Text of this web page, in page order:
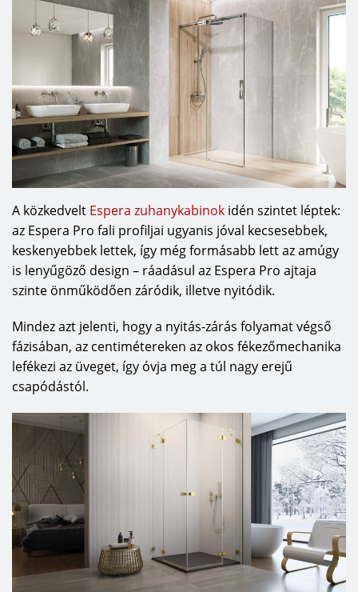
A közkedvelt Espera zuhanykabinok idén szintet léptek:
az Espera Pro fali profiljai ugyanis jóval kecsesebbek,
keskenyebbek lettek, így még formásabb lett az amúgy
is lenyűgöző design – ráadásul az Espera Pro ajtaja
szinte önműködően záródik, illetve nyitódik.
Mindez azt jelenti, hogy a nyitás-zárás folyamat végső
fázisában, az centimétereken az okos fékezőmechanika
lefékezi az üveget, így óvja meg a túl nagy erejű
csapódástól.